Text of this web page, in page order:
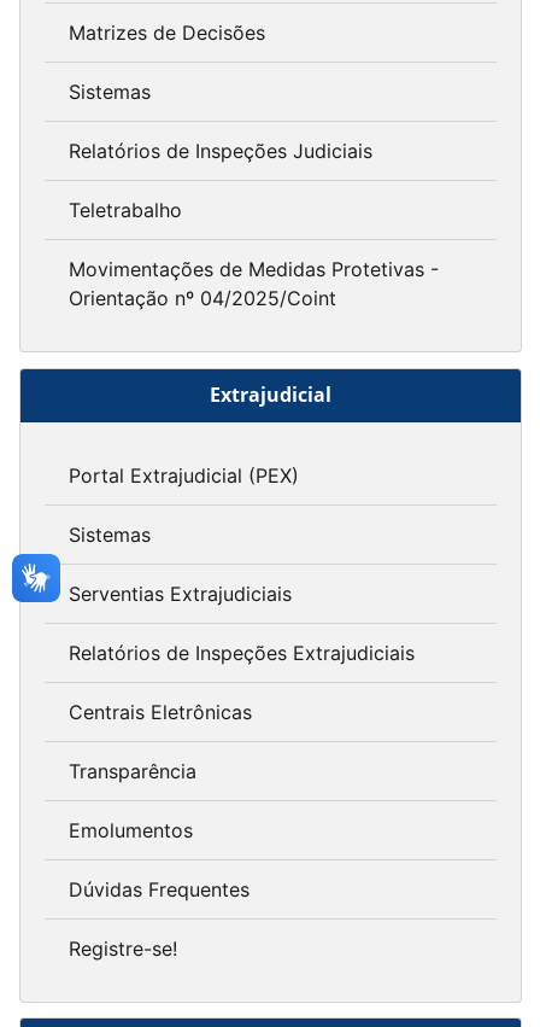
Matrizes de Decisões
Sistemas
Relatórios de Inspeções Judiciais
Teletrabalho
Movimentações de Medidas Protetivas -
Orientação nº 04/2025/Coint
Extrajudicial
Portal Extrajudicial (PEX)
Sistemas
Serventias Extrajudiciais
Relatórios de Inspeções Extrajudiciais
Centrais Eletrônicas
Transparência
Emolumentos
Dúvidas Frequentes
Registre-se!